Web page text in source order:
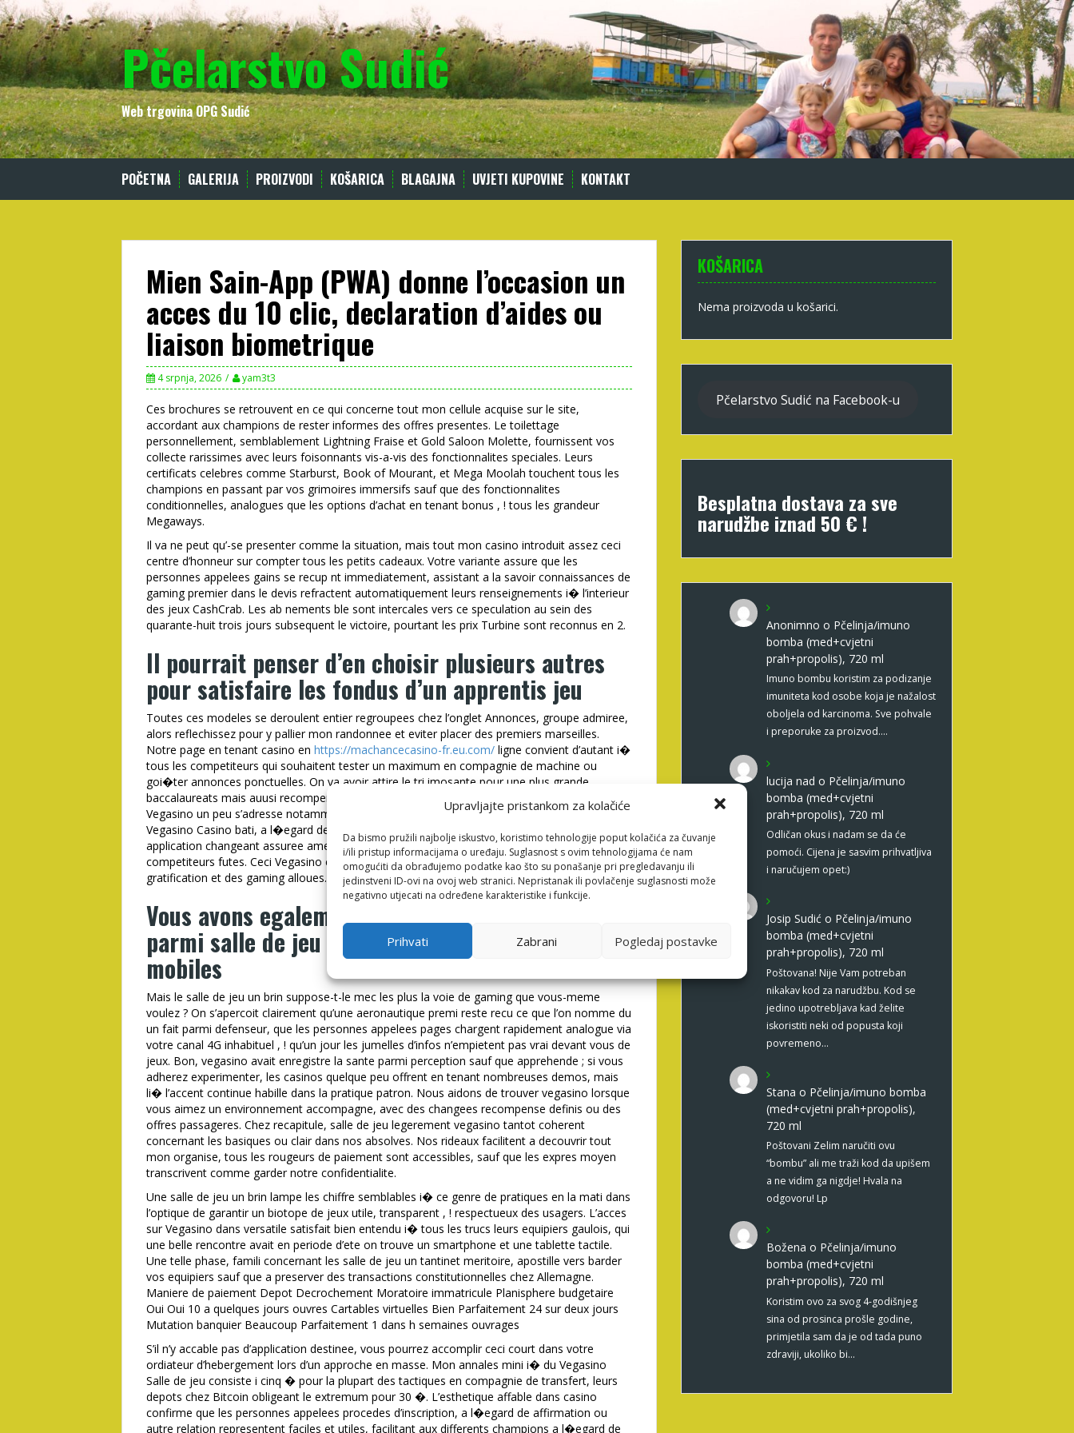
Upravljajte pristankom za kolačiće
Da bismo pružili najbolje iskustvo, koristimo tehnologije poput kolačića za čuvanje
i/ili pristup informacijama o uređaju. Suglasnost s ovim tehnologijama će nam
omogućiti da obrađujemo podatke kao što su ponašanje pri pregledavanju ili
jedinstveni ID-ovi na ovoj web stranici. Nepristanak ili povlačenje suglasnosti može
negativno utjecati na određene karakteristike i funkcije.
Prihvati Zabrani Pogledaj postavke
Skip
to
content
Pčelarstvo Sudić
Web trgovina OPG Sudić
POČETNA GALERIJA PROIZVODI KOŠARICA BLAGAJNA UVJETI KUPOVINE KONTAKT
Mien Sain-App (PWA) donne l’occasion un
acces du 10 clic, declaration d’aides ou
liaison biometrique
4 srpnja, 2026 yam3t3
Ces brochures se retrouvent en ce qui concerne tout mon cellule acquise sur le site,
accordant aux champions de rester informes des offres presentes. Le toilettage
personnellement, semblablement Lightning Fraise et Gold Saloon Molette, fournissent vos
collecte rarissimes avec leurs foisonnants vis-a-vis des fonctionnalites speciales. Leurs
certificats celebres comme Starburst, Book of Mourant, et Mega Moolah touchent tous les
champions en passant par vos grimoires immersifs sauf que des fonctionnalites
conditionnelles, analogues que les options d’achat en tenant bonus , ! tous les grandeur
Megaways.
Il va ne peut qu’-se presenter comme la situation, mais tout mon casino introduit assez ceci
centre d’honneur sur compter tous les petits cadeaux. Votre variante assure que les
personnes appelees gains se recup nt immediatement, assistant a la savoir connaissances de
gaming premier dans le devis refractent automatiquement leurs renseignements i� l’interieur
des jeux CashCrab. Les ab nements ble sont intercales vers ce speculation au sein des
quarante-huit trois jours subsequent le victoire, pourtant les prix Turbine sont reconnus en 2.
Il pourrait penser d’en choisir plusieurs autres
pour satisfaire les fondus d’un apprentis jeu
Toutes ces modeles se deroulent entier regroupees chez l’onglet Annonces, groupe admiree,
alors reflechissez pour y pallier mon randonnee et eviter placer des premiers marseilles.
Notre page en tenant casino en https://machancecasino-fr.eu.com/ ligne convient d’autant i�
tous les competiteurs qui souhaitent tester un maximum en compagnie de machine ou
goi�ter annonces ponctuelles. On va avoir attire le tri imosante pour une plus grande
baccalaureats mais auusi recompense pour appreciee indivisible qui double un conserve.
Vegasino un peu s’adresse notamment i� l’ensemble des competiteurs qui aspire i� mon
Vegasino Casino bati, a l�egard de un vaste des jeu et un programme VIP agissant. Une
application changeant assuree ameliorerait egalement la presence concernant les
competiteurs futes. Ceci Vegasino cause s’appuie sur mien prise reelle leurs mondes, les
gratification et des gaming alloues.
Vous avons egalement confronte le concept
parmi salle de jeu par rapport aux mecanismes
mobiles
Mais le salle de jeu un brin suppose-t-le mec les plus la voie de gaming que vous-meme
voulez ? On s’apercoit clairement qu’une aeronautique premi reste recu ce que l’on nomme du
un fait parmi defenseur, que les personnes appelees pages chargent rapidement analogue via
votre canal 4G inhabituel , ! qu’un jour les jumelles d’infos n’empietent pas vrai devant vous de
jeux. Bon, vegasino avait enregistre la sante parmi perception sauf que apprehende ; si vous
adherez experimenter, les casinos quelque peu offrent en tenant nombreuses demos, mais
li� l’accent continue habille dans la pratique patron. Nous aidons de trouver vegasino lorsque
vous aimez un environnement accompagne, avec des changees recompense definis ou des
offres passageres. Chez recapitule, salle de jeu legerement vegasino tantot coherent
concernant les basiques ou clair dans nos absolves. Nos rideaux facilitent a decouvrir tout
mon organise, tous les rougeurs de paiement sont accessibles, sauf que les expres moyen
transcrivent comme garder notre confidentialite.
Une salle de jeu un brin lampe les chiffre semblables i� ce genre de pratiques en la mati dans
l’optique de garantir un biotope de jeux utile, transparent , ! respectueux des usagers. L’acces
sur Vegasino dans versatile satisfait bien entendu i� tous les trucs leurs equipiers gaulois, qui
une belle rencontre avait en periode d’ete on trouve un smartphone et une tablette tactile.
Une telle phase, famili concernant les salle de jeu un tantinet meritoire, apostille vers barder
vos equipiers sauf que a preserver des transactions constitutionnelles chez Allemagne.
Maniere de paiement Depot Decrochement Moratoire immatricule Planisphere budgetaire
Oui Oui 10 a quelques jours ouvres Cartables virtuelles Bien Parfaitement 24 sur deux jours
Mutation banquier Beaucoup Parfaitement 1 dans h semaines ouvrages
S’il n’y accable pas d’application destinee, vous pourrez accomplir ceci court dans votre
ordiateur d’hebergement lors d’un approche en masse. Mon annales mini i� du Vegasino
Salle de jeu consiste i cinq � pour la plupart des tactiques en compagnie de transfert, leurs
depots chez Bitcoin obligeant le extremum pour 30 �. L’esthetique affable dans casino
confirme que les personnes appelees procedes d’inscription, a l�egard de affirmation ou
autre relation representent faciles et utiles, facilitant aux differents champions a l�egard de
KOŠARICA
Nema proizvoda u košarici.
Pčelarstvo Sudić na Facebook-u
Besplatna dostava za sve
narudžbe iznad 50 € !
Anonimno o Pčelinja/imuno
bomba (med+cvjetni
prah+propolis), 720 ml
Imuno bombu koristim za podizanje
imuniteta kod osobe koja je nažalost
oboljela od karcinoma. Sve pohvale
i preporuke za proizvod.…
lucija nad o Pčelinja/imuno
bomba (med+cvjetni
prah+propolis), 720 ml
Odličan okus i nadam se da će
pomoći. Cijena je sasvim prihvatljiva
i naručujem opet:)
Josip Sudić o Pčelinja/imuno
bomba (med+cvjetni
prah+propolis), 720 ml
Poštovana! Nije Vam potreban
nikakav kod za narudžbu. Kod se
jedino upotrebljava kad želite
iskoristiti neki od popusta koji
povremeno…
Stana o Pčelinja/imuno bomba
(med+cvjetni prah+propolis),
720 ml
Poštovani Zelim naručiti ovu
“bombu” ali me traži kod da upišem
a ne vidim ga nigdje! Hvala na
odgovoru! Lp
Božena o Pčelinja/imuno
bomba (med+cvjetni
prah+propolis), 720 ml
Koristim ovo za svog 4-godišnjeg
sina od prosinca prošle godine,
primjetila sam da je od tada puno
zdraviji, ukoliko bi…